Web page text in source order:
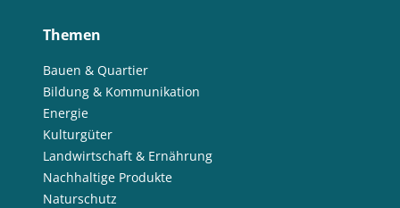
Themen
Bauen & Quartier
Bildung & Kommunikation
Energie
Kulturgüter
Landwirtschaft & Ernährung
Nachhaltige Produkte
Naturschutz